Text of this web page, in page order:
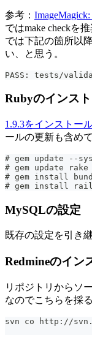
参考：
ではmake checkを
では下記の箇所以
い、と思う。
PASS: tests/
Rubyのインス
1.9.3をインストー
ールの更新も含め
# gem update --
# gem update rake
# gem install
# gem install
MySQLの設定
既存の設定を引き継
Redmineのイン
リポジトリからソ
なのでこちらを採る
svn co http://